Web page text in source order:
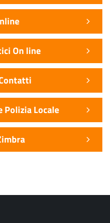
On line
Polizia Locale